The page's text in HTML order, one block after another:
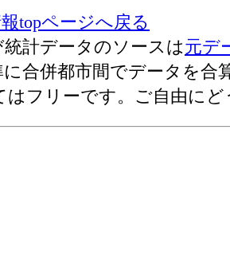
[人](2012)
当たり従業者数[人](2012)
topページへ戻る
計データのソースは元デ
合併都市間でデータを合
はフリーです。ご自由にど